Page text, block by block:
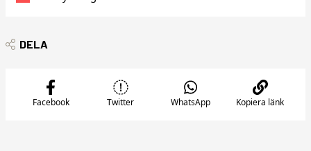
DELA
Facebook Twitter WhatsApp Kopiera länk